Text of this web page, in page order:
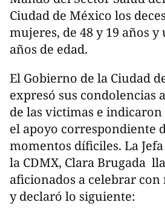
Ciudad de México los
mujeres, de 48 y 19 años
años de edad.
El Gobierno de la Ciudad
expresó sus condolencias
de las victimas e
el apoyo correspondiente
momentos díficiles. La
la CDMX, Clara Brugada
aficionados a celebrar
y declaró lo siguiente: